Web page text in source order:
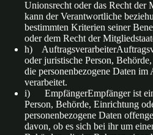
Unionsrecht oder das Recht der
kann der Verantwortliche
bestimmten Kriterien seiner
oder dem Recht der
h)
oder juristische Person,
die personenbezogene Daten
verarbeitet.
i) EmpfängerEmpfänger ist
Person, Behörde, Einrichtung
personenbezogene Daten
davon, ob es sich bei ihr um